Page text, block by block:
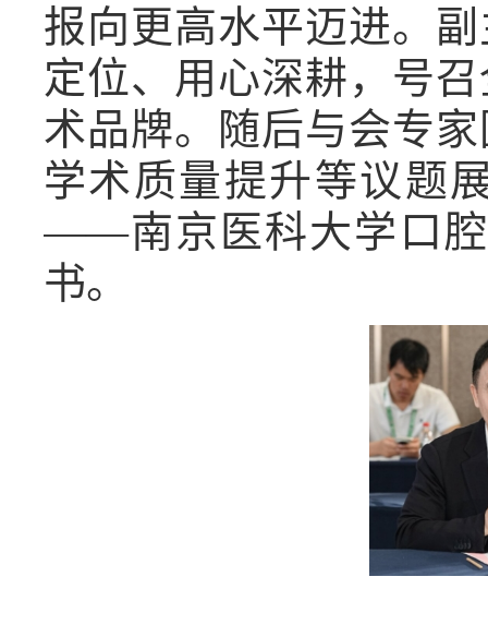
报向更高水平迈进。
定位、用心深耕，号
术品牌。随后与会专
学术质量提升等议题
——南京医科大学口腔
书。